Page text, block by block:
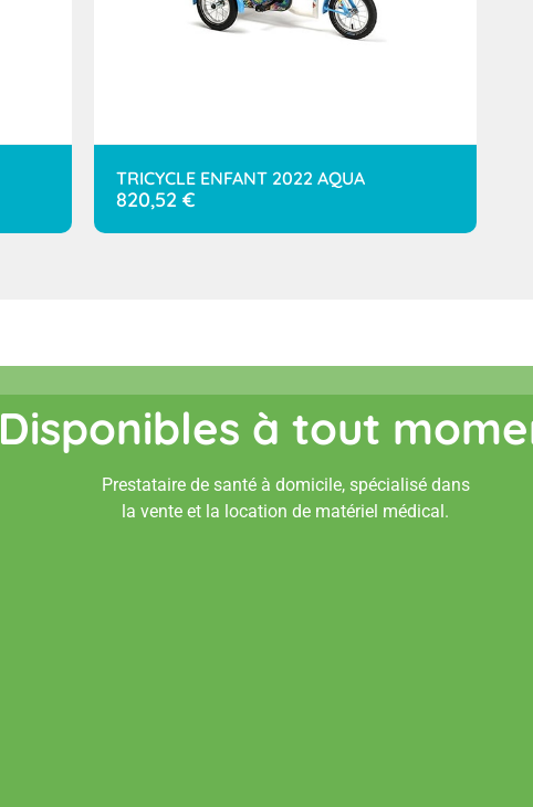
TRICYCLE ENFANT 2022 AQUA
820,52 €
Disponibles à tout
Prestataire de santé à domicile, spécialisé dans
la vente et la location de matériel médical.